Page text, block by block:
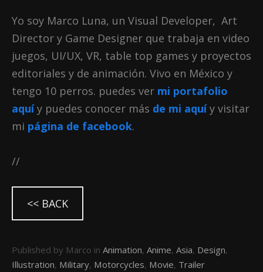
Yo soy Marco Luna, un Visual Developer, Art
Director y Game Designer que trabaja en video
juegos, UI/UX, VR, table top games y proyectos
editoriales y de animación. Vivo en México y
tengo 10 perros. puedes ver mi portafolio
aquíy puedes conocer más de mi aquíy visitar
mi página de facebook.
//
<< BACK
Published by Marco in Animation, Anime, Asia, Design,
Illustration, Military, Motorcycles, Movie, Trailer